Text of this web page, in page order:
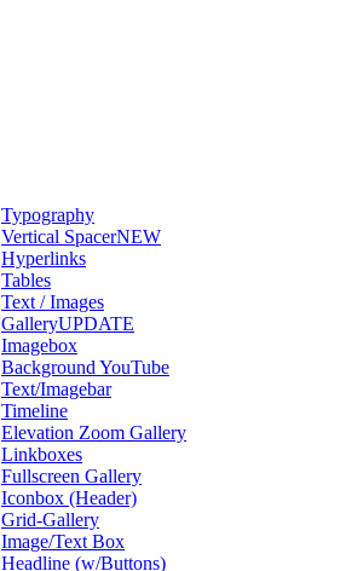
Typography
Vertical SpacerNEW
Hyperlinks
Tables
Text / Images
GalleryUPDATE
Imagebox
Background YouTube
Text/Imagebar
Timeline
Elevation Zoom Gallery
Linkboxes
Fullscreen Gallery
Iconbox (Header)
Grid-Gallery
Image/Text Box
Headline (w/Buttons)